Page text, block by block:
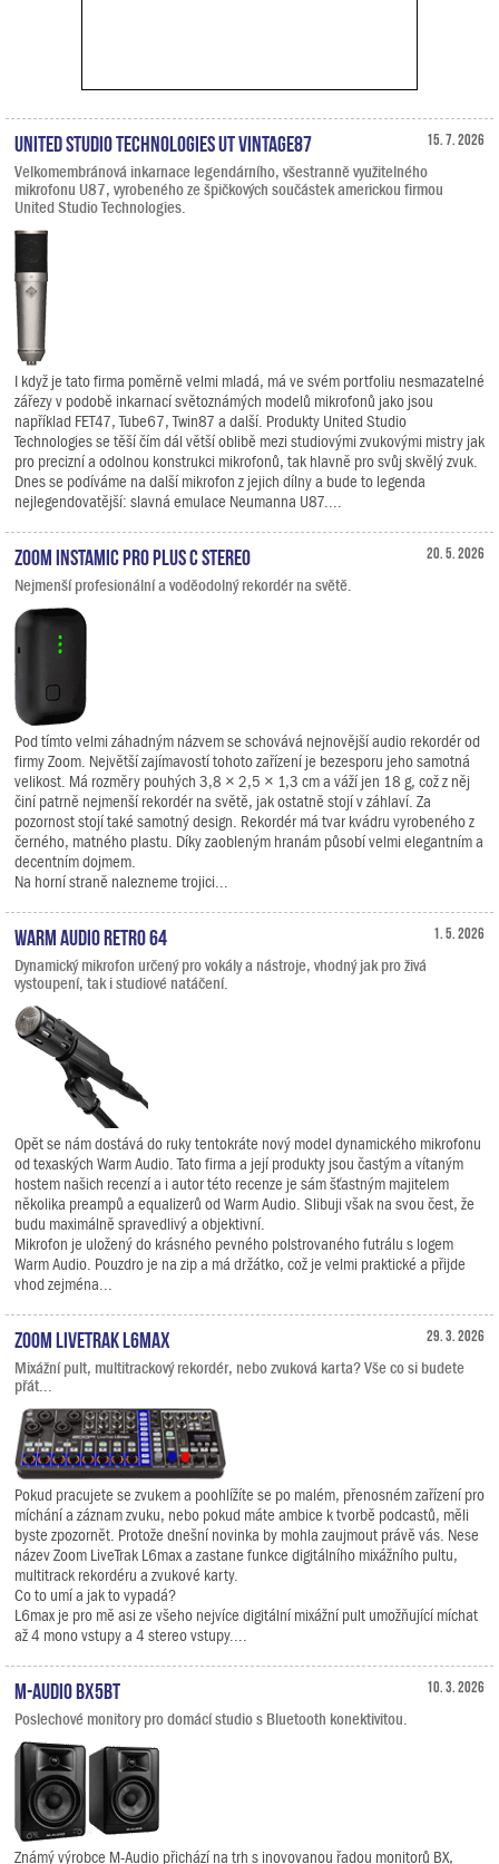
15. 7. 2026
United Studio Technologies UT Vintage87
Velkomembránová inkarnace legendárního, všestranně využitelného
mikrofonu U87, vyrobeného ze špičkových součástek americkou firmou
United Studio Technologies.
I když je tato firma poměrně velmi mladá, má ve svém portfoliu nesmazatelné
zářezy v podobě inkarnací světoznámých modelů mikrofonů jako jsou
například FET47, Tube67, Twin87 a další. Produkty United Studio
Technologies se těší čím dál větší oblibě mezi studiovými zvukovými mistry jak
pro precizní a odolnou konstrukci mikrofonů, tak hlavně pro svůj skvělý zvuk.
Dnes se podíváme na další mikrofon z jejich dílny a bude to legenda
nejlegendovatější: slavná emulace Neumanna U87....
20. 5. 2026
Zoom Instamic Pro Plus C Stereo
Nejmenší profesionální a voděodolný rekordér na světě.
Pod tímto velmi záhadným názvem se schovává nejnovější audio rekordér od
firmy Zoom. Největší zajímavostí tohoto zařízení je bezesporu jeho samotná
velikost. Má rozměry pouhých 3,8 × 2,5 × 1,3 cm a váží jen 18 g, což z něj
činí patrně nejmenší rekordér na světě, jak ostatně stojí v záhlaví. Za
pozornost stojí také samotný design. Rekordér má tvar kvádru vyrobeného z
černého, matného plastu. Díky zaobleným hranám působí velmi elegantním a
decentním dojmem.
Na horní straně nalezneme trojici...
1. 5. 2026
Warm Audio Retro 64
Dynamický mikrofon určený pro vokály a nástroje, vhodný jak pro živá
vystoupení, tak i studiové natáčení.
Opět se nám dostává do ruky tentokráte nový model dynamického mikrofonu
od texaských Warm Audio. Tato firma a její produkty jsou častým a vítaným
hostem našich recenzí a i autor této recenze je sám šťastným majitelem
několika preampů a equalizerů od Warm Audio. Slibuji však na svou čest, že
budu maximálně spravedlivý a objektivní.
Mikrofon je uložený do krásného pevného polstrovaného futrálu s logem
Warm Audio. Pouzdro je na zip a má držátko, což je velmi praktické a přijde
vhod zejména...
29. 3. 2026
Zoom LiveTrak L6max
Mixážní pult, multitrackový rekordér, nebo zvuková karta? Vše co si budete
přát...
Pokud pracujete se zvukem a poohlížíte se po malém, přenosném zařízení pro
míchání a záznam zvuku, nebo pokud máte ambice k tvorbě podcastů, měli
byste zpozornět. Protože dnešní novinka by mohla zaujmout právě vás. Nese
název Zoom LiveTrak L6max a zastane funkce digitálního mixážního pultu,
multitrack rekordéru a zvukové karty.
Co to umí a jak to vypadá?
L6max je pro mě asi ze všeho nejvíce digitální mixážní pult umožňující míchat
až 4 mono vstupy a 4 stereo vstupy....
10. 3. 2026
M-Audio BX5BT
Poslechové monitory pro domácí studio s Bluetooth konektivitou.
Známý výrobce M-Audio přichází na trh s inovovanou řadou monitorů BX,